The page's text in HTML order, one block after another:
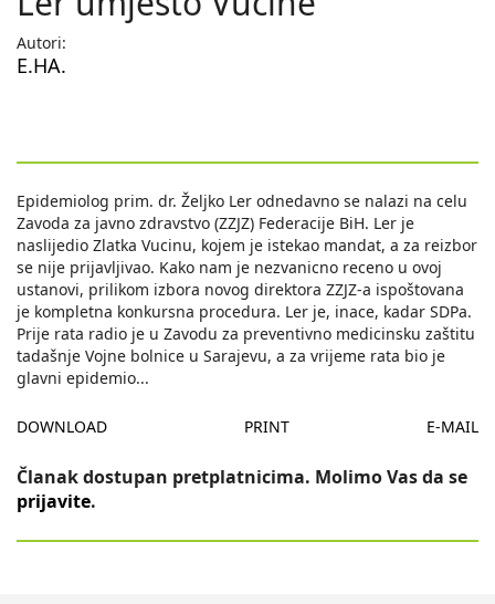
Autori:
E.HA.
Epidemiolog prim. dr. Željko Ler odnedavno se nalazi na celu
Zavoda za javno zdravstvo (ZZJZ) Federacije BiH. Ler je
naslijedio Zlatka Vucinu, kojem je istekao mandat, a za reizbor
se nije prijavljivao. Kako nam je nezvanicno receno u ovoj
ustanovi, prilikom izbora novog direktora ZZJZ-a ispoštovana
je kompletna konkursna procedura. Ler je, inace, kadar SDPa.
Prije rata radio je u Zavodu za preventivno medicinsku zaštitu
tadašnje Vojne bolnice u Sarajevu, a za vrijeme rata bio je
glavni epidemio...
DOWNLOAD PRINT E-MAIL
Članak dostupan pretplatnicima. Molimo Vas da se
prijavite.